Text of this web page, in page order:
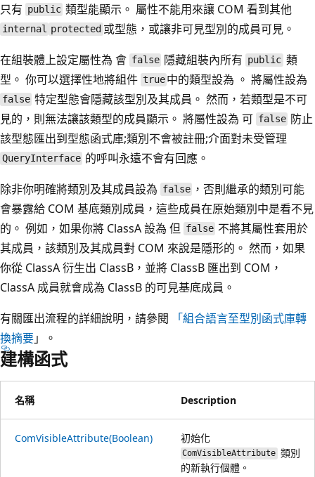
只有 public 類型能顯示。 屬性不能用來讓 COM 看到其他
internal protected 或型態，或讓非可見型別的成員可見。
在組裝體上設定屬性為 會 false 隱藏組裝內所有 public 類
型。 你可以選擇性地將組件 true 中的類型設為 。 將屬性設為
false 特定型態會隱藏該型別及其成員。 然而，若類型是不可
見的，則無法讓該類型的成員顯示。 將屬性設為 可 false 防止
該型態匯出到型態函式庫;類別不會被註冊;介面對未受管理
QueryInterface 的呼叫永遠不會有回應。
除非你明確將類別及其成員設為 false ，否則繼承的類別可能
會暴露給 COM 基底類別成員，這些成員在原始類別中是看不見
的。 例如，如果你將 ClassA 設為 但 false 不將其屬性套用於
其成員，該類別及其成員對 COM 來說是隱形的。 然而，如果
你從 ClassA 衍生出 ClassB，並將 ClassB 匯出到 COM，
ClassA 成員就會成為 ClassB 的可見基底成員。
有關匯出流程的詳細說明，請參閱
「組合語言至型別函式庫轉
換摘要」。
建構函式
名稱 Description
ComVisibleAttribute(Boolean) 初始化
ComVisibleAttribute 類別
的新執行個體。